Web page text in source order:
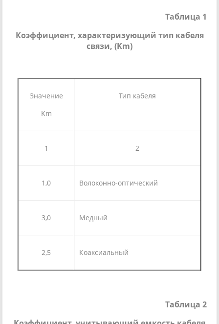
Таблица 1
Коэффициент, характеризующий тип кабеля
связи, (Km)
Значение
Km
Тип кабеля
1 2
1,0 Волоконно-оптический
3,0 Медный
2,5 Коаксиальный
Таблица 2